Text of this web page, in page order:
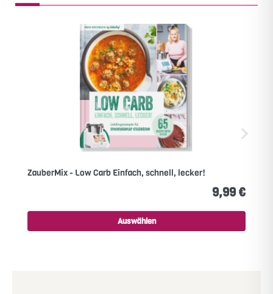
ZauberMix - Low Carb Einfach, schnell, lecker!
9,99 €
Auswählen